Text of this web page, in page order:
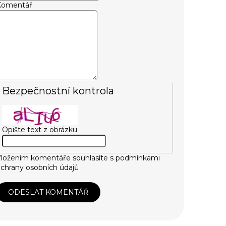
Bezpečnostní kontrola
Opište text z obrázku
komentáře souhlasíte spodmínkami
osobních údajů
ODESLAT KOMENTÁŘ